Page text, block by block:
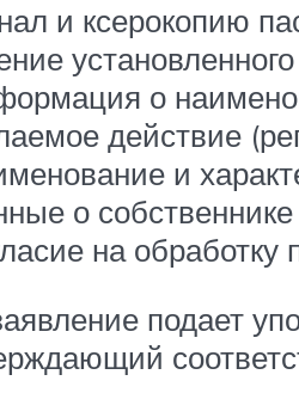
и ксерокопию
о
действие
и
о
на
подает